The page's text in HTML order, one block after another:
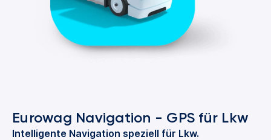
Eurowag Navigation - GPS für Lkw
Intelligente Navigation speziell für Lkw.